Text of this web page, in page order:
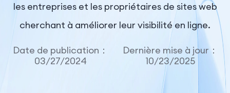
Entreprise
les entreprises et les propriétaires de sites web
cherchant à améliorer leur visibilité en ligne.
Date de publication：
03/27/2024
Dernière mise à jour：
10/23/2025